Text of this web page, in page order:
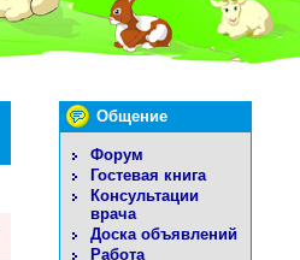
Общение
Форум
Гостевая книга
Консультации
врача
Доска объявлений
Работа